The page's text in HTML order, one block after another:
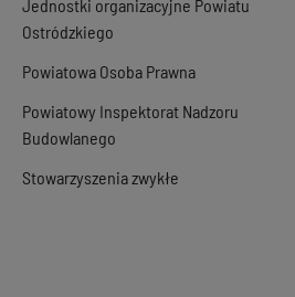
Jednostki organizacyjne Powiatu
Ostródzkiego
Powiatowa Osoba Prawna
Powiatowy Inspektorat Nadzoru
Budowlanego
Stowarzyszenia zwykłe